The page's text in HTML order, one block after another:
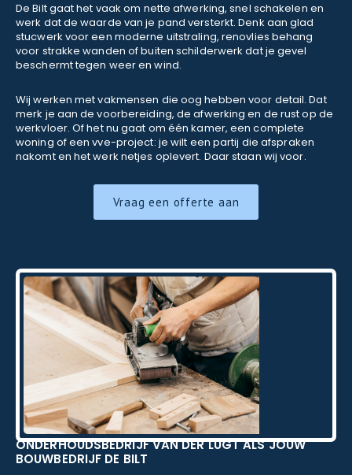
De Bilt gaat het vaak om nette afwerking, snel schakelen en
werk dat de waarde van je pand versterkt. Denk aan glad
stucwerk voor een moderne uitstraling, renovlies behang
voor strakke wanden of buiten schilderwerk dat je gevel
beschermt tegen weer en wind.
Wij werken met vakmensen die oog hebben voor detail. Dat
merk je aan de voorbereiding, de afwerking en de rust op de
werkvloer. Of het nu gaat om één kamer, een complete
woning of een vve-project: je wilt een partij die afspraken
nakomt en het werk netjes oplevert. Daar staan wij voor.
Vraag een offerte aan
ONDERHOUDSBEDRIJF VAN DER LUGT ALS JOUW
BOUWBEDRIJF DE BILT